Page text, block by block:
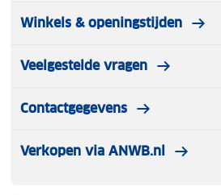
Winkels & openingstijden
Veelgestelde vragen
Contactgegevens
Verkopen via ANWB.nl